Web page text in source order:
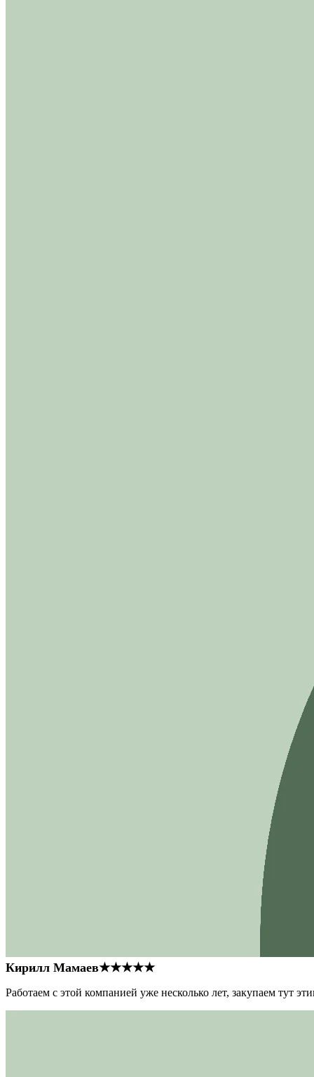
Кирилл Мамаев★★★★★
Работаем с этой компанией уже несколько лет, закупаем тут